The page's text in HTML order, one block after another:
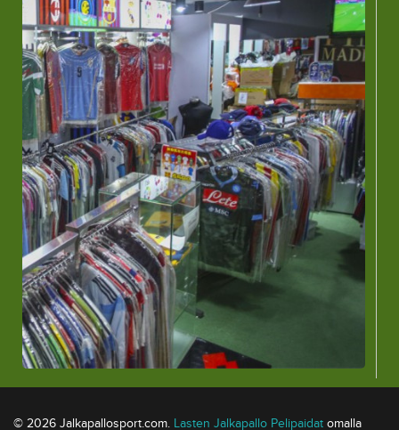
© 2026 Jalkapallosport.com. Lasten Jalkapallo Pelipaidat omalla